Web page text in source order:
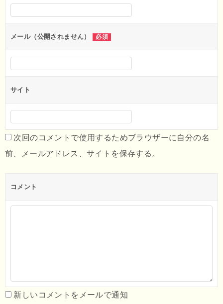
ョ
メール（公開されません） 必須
サイト
次回のコメントで使用するためブラウザーに自分の名
前、メールアドレス、サイトを保存する。
コメント
新しいコメントをメールで通知